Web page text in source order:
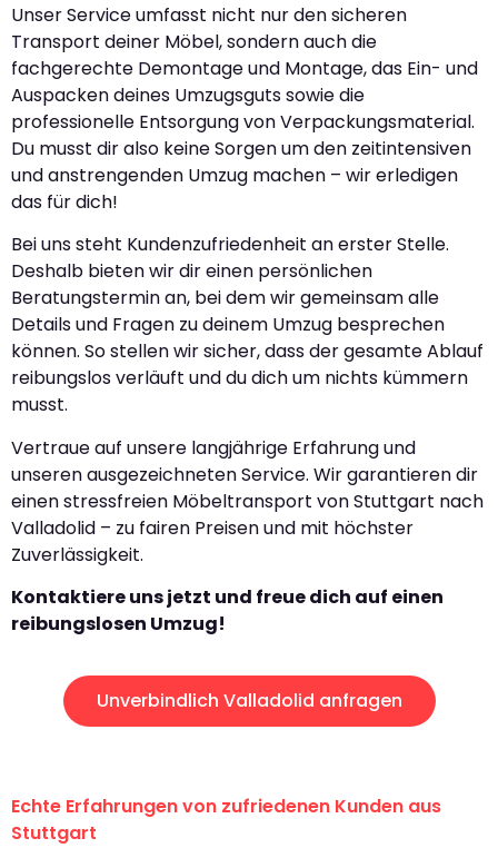
Unser Service umfasst nicht nur den sicheren
Transport deiner Möbel, sondern auch die
fachgerechte Demontage und Montage, das Ein- und
Auspacken deines Umzugsguts sowie die
professionelle Entsorgung von Verpackungsmaterial.
Du musst dir also keine Sorgen um den zeitintensiven
und anstrengenden Umzug machen – wir erledigen
das für dich!
Bei uns steht Kundenzufriedenheit an erster Stelle.
Deshalb bieten wir dir einen persönlichen
Beratungstermin an, bei dem wir gemeinsam alle
Details und Fragen zu deinem Umzug besprechen
können. So stellen wir sicher, dass der gesamte Ablauf
reibungslos verläuft und du dich um nichts kümmern
musst.
Vertraue auf unsere langjährige Erfahrung und
unseren ausgezeichneten Service. Wir garantieren dir
einen stressfreien Möbeltransport von Stuttgart nach
Valladolid – zu fairen Preisen und mit höchster
Zuverlässigkeit.
Kontaktiere uns jetzt und freue dich auf einen
reibungslosen Umzug!
Unverbindlich Valladolid anfragen
Echte Erfahrungen von zufriedenen Kunden aus
Stuttgart